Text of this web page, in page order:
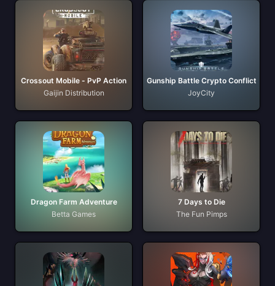
Crossout Mobile - PvP Action
Gaijin Distribution
Gunship Battle Crypto Conflict
JoyCity
Dragon Farm Adventure
Betta Games
7 Days to Die
The Fun Pimps